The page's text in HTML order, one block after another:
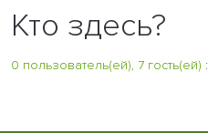
Кто здесь?
0 пользователь(ей), 7 гость(ей) :